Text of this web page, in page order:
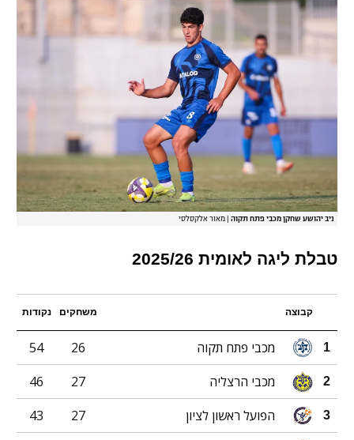
המגזין
ניב יהושע שחקן מכבי פתח תקוה מאור אלקסלסי
טבלת ליגה לאומית 2025/26
קבוצה משחקים נקודות
1 מכבי פתח תקוה 26
54
2 מכבי הרצליה 27
46
3 הפועל ראשון לציון 27
43